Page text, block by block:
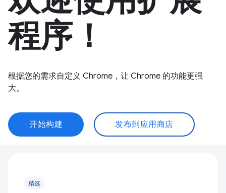
程序！
根据您的需求自定义 Chrome，让 Chrome 的功能更强
大。
开始构建 发布到应用商店
精选